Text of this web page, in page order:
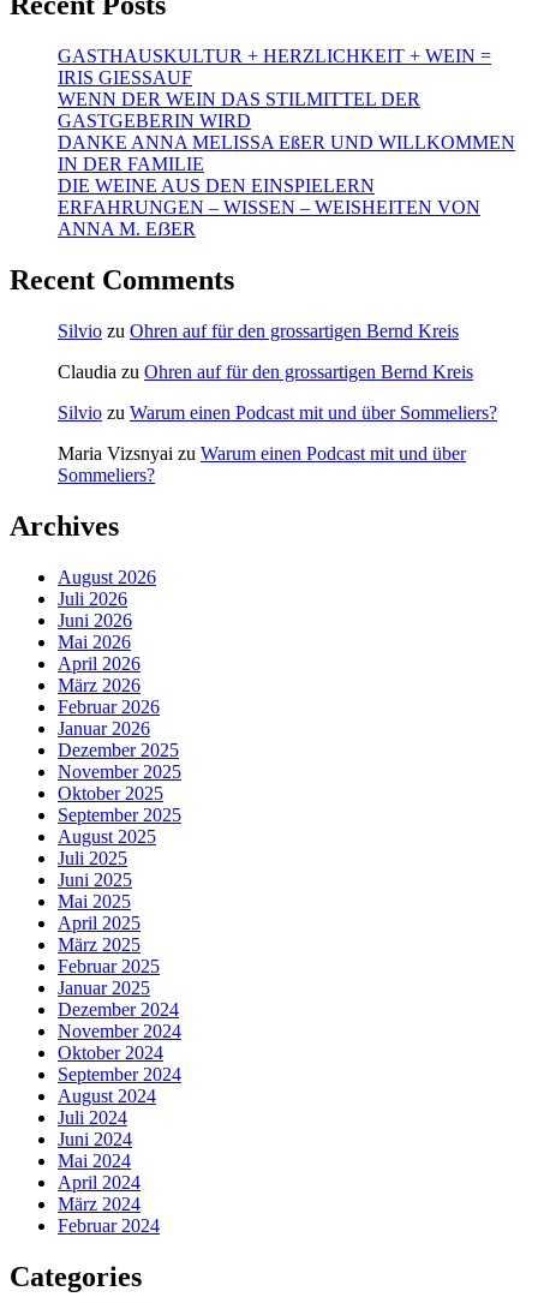
GASTHAUSKULTUR + HERZLICHKEIT + WEIN =
IRIS GIESSAUF
WENN DER WEIN DAS STILMITTEL DER
GASTGEBERIN WIRD
DANKE ANNA MELISSA EßER UND WILLKOMMEN
IN DER FAMILIE
DIE WEINE AUS DEN EINSPIELERN
ERFAHRUNGEN – WISSEN – WEISHEITEN VON
ANNA M. EẞER
Recent Comments
Silvio zu Ohren auf für den grossartigen Bernd Kreis
Claudia zu Ohren auf für den grossartigen Bernd Kreis
Silvio zu Warum einen Podcast mit und über Sommeliers?
Maria Vizsnyai zu Warum einen Podcast mit und über
Sommeliers?
Archives
August 2026
Juli 2026
Juni 2026
Mai 2026
April 2026
März 2026
Februar 2026
Januar 2026
Dezember 2025
November 2025
Oktober 2025
September 2025
August 2025
Juli 2025
Juni 2025
Mai 2025
April 2025
März 2025
Februar 2025
Januar 2025
Dezember 2024
November 2024
Oktober 2024
September 2024
August 2024
Juli 2024
Juni 2024
Mai 2024
April 2024
März 2024
Februar 2024
Categories